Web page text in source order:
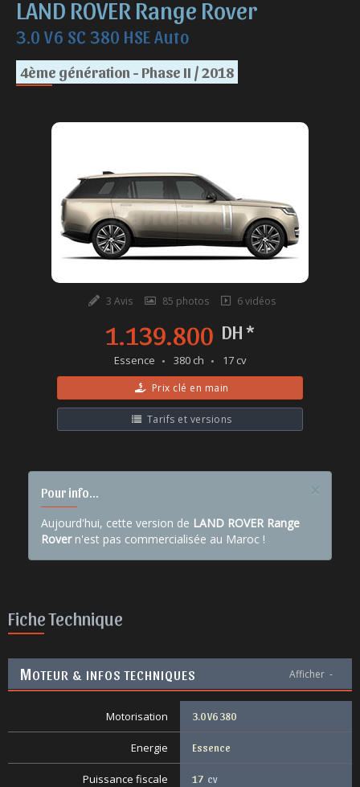
LAND ROVER Range Rover
3.0 V6 SC 380 HSE Auto
4ème génération - Phase II / 2018
3 Avis 85 photos 6 vidéos
1.139.800 DH *
Essence 380 ch 17 cv
Prix clé en main
Tarifs et versions
×
Pour info...
Aujourd'hui, cette version de LAND ROVER Range
Rovern'est pas commercialisée au Maroc !
Fiche Technique
MOTEUR & INFOS TECHNIQUES Afficher -
Motorisation 3.0 V6 380
Energie Essence
Puissance fiscale 17 cv